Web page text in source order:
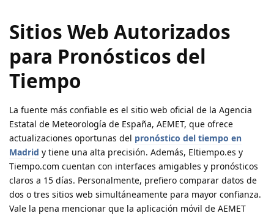
Sitios Web Autorizados
para Pronósticos del
Tiempo
La fuente más confiable es el sitio web oficial de la Agencia
Estatal de Meteorología de España, AEMET, que ofrece
actualizaciones oportunas del pronóstico del tiempo en
Madrid y tiene una alta precisión. Además, Eltiempo.es y
Tiempo.com cuentan con interfaces amigables y pronósticos
claros a 15 días. Personalmente, prefiero comparar datos de
dos o tres sitios web simultáneamente para mayor confianza.
Vale la pena mencionar que la aplicación móvil de AEMET